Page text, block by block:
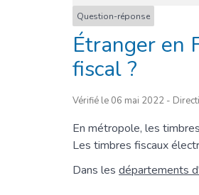
Question-réponse
Étranger en
fiscal ?
Vérifié le 06 mai 2022 -
En métropole, les
Les timbres fiscaux
Dans les départements